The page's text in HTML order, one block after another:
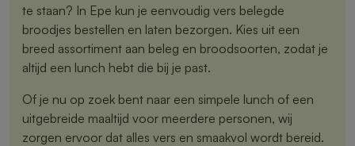
te staan? In Epe kun je eenvoudig vers belegde
broodjes bestellen en laten bezorgen. Kies uit een
breed assortiment aan beleg en broodsoorten, zodat je
altijd een lunch hebt die bij je past.
Of je nu op zoek bent naar een simpele lunch of een
uitgebreide maaltijd voor meerdere personen, wij
zorgen ervoor dat alles vers en smaakvol wordt bereid.